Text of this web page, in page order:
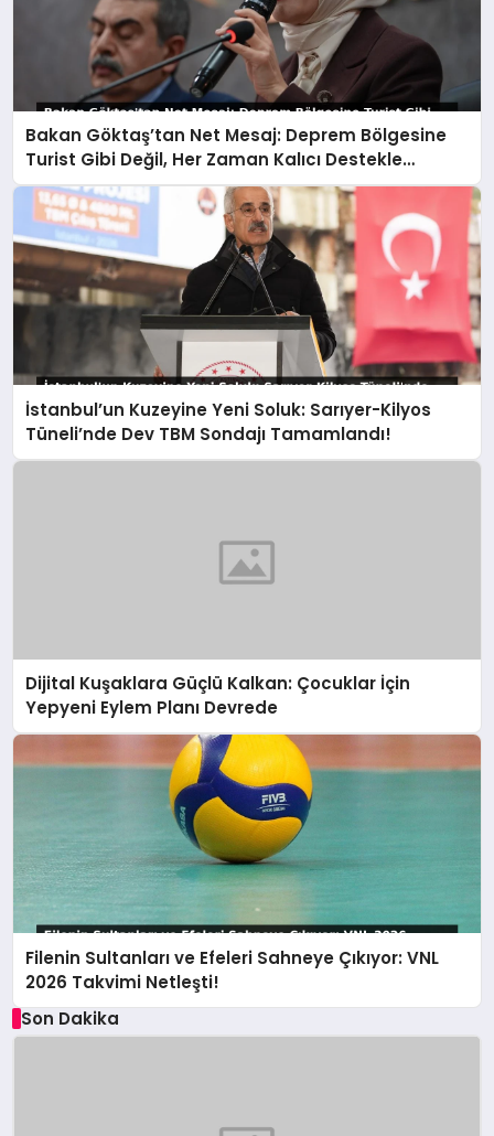
Bakan Göktaş’tan Net Mesaj: Deprem Bölgesine
Turist Gibi Değil, Her Zaman Kalıcı Destekle
Gidiyoruz!
İstanbul’un Kuzeyine Yeni Soluk: Sarıyer-Kilyos
Tüneli’nde Dev TBM Sondajı Tamamlandı!
Dijital Kuşaklara Güçlü Kalkan: Çocuklar İçin
Yepyeni Eylem Planı Devrede
Filenin Sultanları ve Efeleri Sahneye Çıkıyor: VNL
2026 Takvimi Netleşti!
Son Dakika